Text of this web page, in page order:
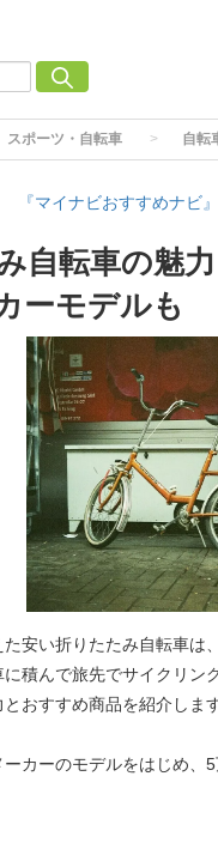
スポーツ・自転車 自転
『マイナビおすすめナビ
自転車の魅
ーモデルも
安い折りたたみ自転車は
積んで旅先でサイクリ
おすすめ商品を紹介します
ーカーのモデルをはじめ、